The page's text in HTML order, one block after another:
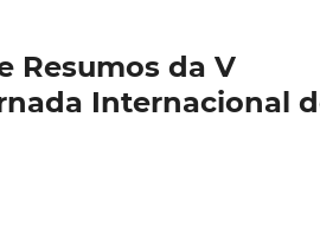
Resumos da V
Internacional